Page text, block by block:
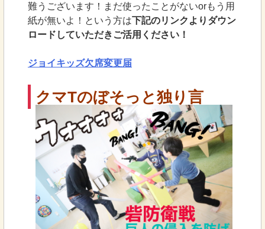
難うございます！まだ使ったことがないorもう用
紙が無いよ！という方は下記のリンクよりダウン
ロードしていただきご活用ください！
ジョイキッズ欠席変更届
クマTのぼそっと独り言